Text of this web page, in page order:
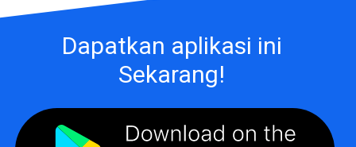
Dapatkan aplikasi ini
Sekarang!